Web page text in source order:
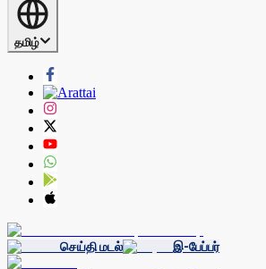
தமிழ்
செய்தி மடல் இ-பேப்பர்